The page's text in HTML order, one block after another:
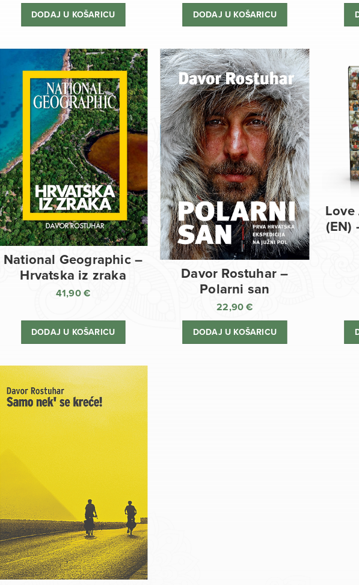
DODAJ U KOŠARICU DODAJ U KOŠARICU
National Geographic –
Hrvatska iz zraka
41,90€
DODAJ U KOŠARICU
Davor Rostuhar –
Polarni san
22,90€
DODAJ U KOŠARICU
(EN)